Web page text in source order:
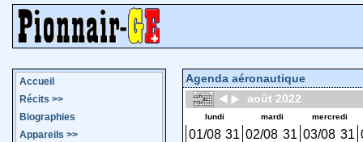
Accueil
Récits >>
Biographies
Appareils >>
Agenda aéronautique
août 2022
lundi mardi mercredi
01/08 31 02/08 31 03/08 31